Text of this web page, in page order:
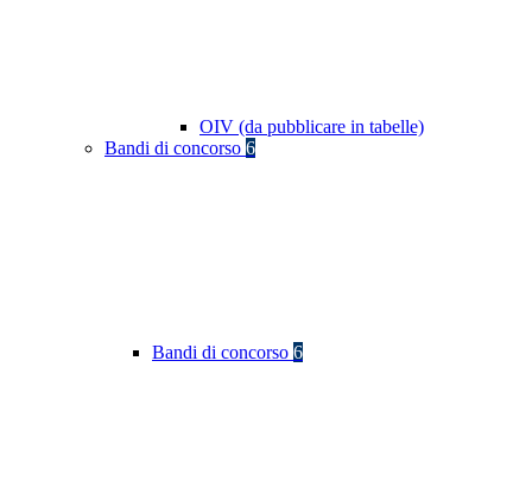
OIV (da pubblicare in tabelle)
Bandi di concorso 6
Bandi di concorso 6